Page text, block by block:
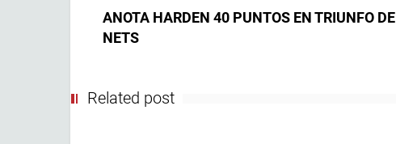
ANOTA HARDEN 40 PUNTOS EN TRIUNFO DE
NETS
Related post